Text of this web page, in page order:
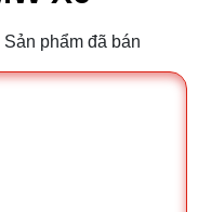
Sản phẩm đã bán